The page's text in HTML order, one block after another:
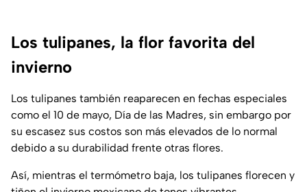
Los tulipanes, la flor favorita del
invierno
Los tulipanes también reaparecen en fechas especiales
como el 10 de mayo, Día de las Madres, sin embargo por
su escasez sus costos son más elevados de lo normal
debido a su durabilidad frente otras flores.
Así, mientras el termómetro baja, los tulipanes florecen y